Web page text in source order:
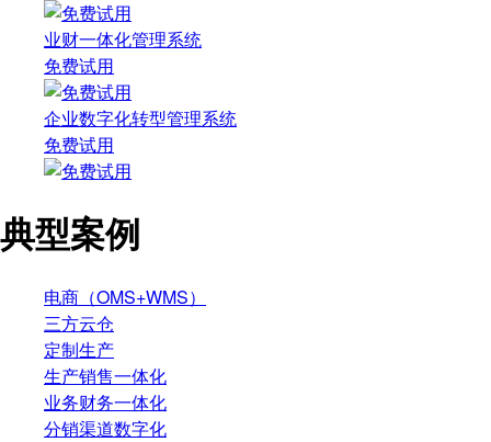
业财一体化管理系统
免费试用
企业数字化转型管理系统
免费试用
典型案例
电商（OMS+WMS）
三方云仓
定制生产
生产销售一体化
业务财务一体化
分销渠道数字化